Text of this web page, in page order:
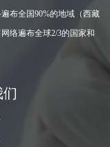
布全国90%的地域（西藏
络遍布全球2/3的国家和